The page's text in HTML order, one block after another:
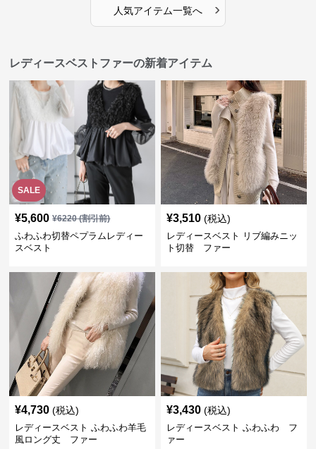
人気アイテム一覧へ ›
レディースベストファーの新着アイテム
SALE
¥5,600 ¥6220(割引前)
ふわふわ切替ペプラムレディー
スベスト
¥3,510 (税込)
レディースベスト リブ編みニッ
ト切替 ファー
¥4,730 (税込)
レディースベスト ふわふわ羊毛
風ロング丈 ファー
¥3,430 (税込)
レディースベスト ふわふわ フ
ァー